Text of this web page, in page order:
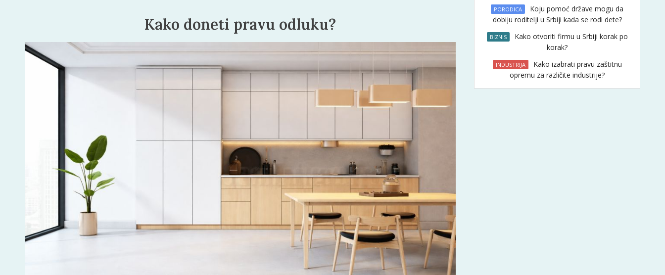
Kako doneti pravu odluku?
PORODICA
Koju pomoć države mogu da
dobiju roditelji u Srbiji kada se rodi dete?
BIZNIS
Kako otvoriti firmu u Srbiji korak po
korak?
INDUSTRIJA
Kako izabrati pravu zaštitnu
opremu za različite industrije?